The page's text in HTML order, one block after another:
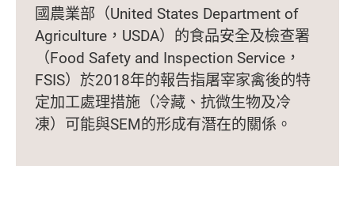
國農業部（United States Department of
Agriculture，USDA）的食品安全及檢查署
（Food Safety and Inspection Service，
FSIS）於2018年的報告指屠宰家禽後的特
定加工處理措施（冷藏、抗微生物及冷
凍）可能與SEM的形成有潛在的關係。